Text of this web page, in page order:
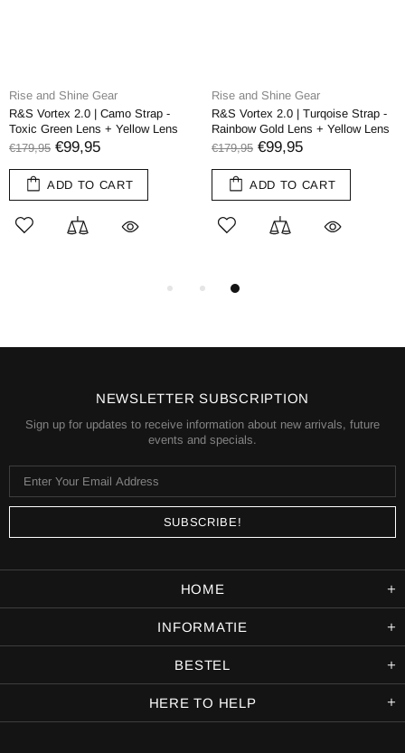
Rise and Shine Gear
R&S Vortex 2.0 | Camo Strap -
Toxic Green Lens + Yellow Lens
€179,95 €99,95
ADD TO CART
Rise and Shine Gear
R&S Vortex 2.0 | Turqoise Strap -
Rainbow Gold Lens + Yellow Lens
€179,95 €99,95
ADD TO CART
NEWSLETTER SUBSCRIPTION
Sign up for updates to receive information about new arrivals, future
events and specials.
HOME
INFORMATIE
BESTEL
HERE TO HELP